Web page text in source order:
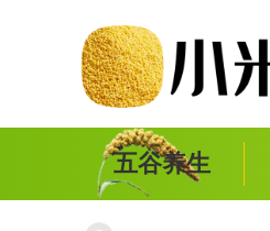
五谷养生